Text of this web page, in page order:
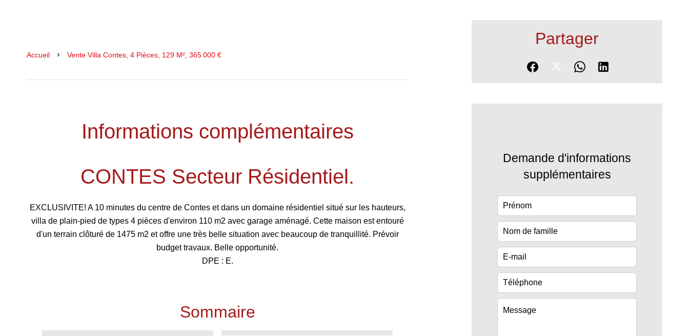
Accueil Vente Villa Contes, 4 Pièces, 129 M², 365 000 €
Informations complémentaires
CONTES Secteur Résidentiel.
EXCLUSIVITE! A 10 minutes du centre de Contes et dans un domaine résidentiel situé sur les hauteurs,
villa de plain-pied de types 4 pièces d'environ 110 m2 avec garage aménagé. Cette maison est entouré
d'un terrain clôturé de 1475 m2 et offre une très belle situation avec beaucoup de tranquillité. Prévoir
budget travaux. Belle opportunité.
DPE : E.
Sommaire
Partager
Demande d'informations
supplémentaires